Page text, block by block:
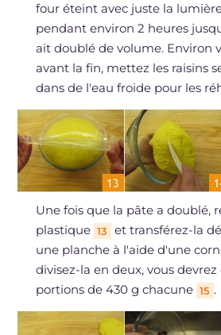
four éteint avec juste la
pendant environ 2 heures
ait doublé de volume. Environ
avant la fin, mettez les raisins
dans de l'eau froide pour les
Une fois que la pâte a doublé,
plastique 13
et transférez-la
une planche à l'aide d'une
divisez-la en deux, vous
portions de 430 g chacune 15 .